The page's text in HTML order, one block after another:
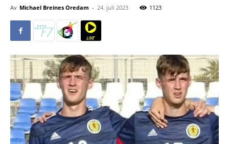
Av Michael Breines Oredam - 24. juli 2023 1123